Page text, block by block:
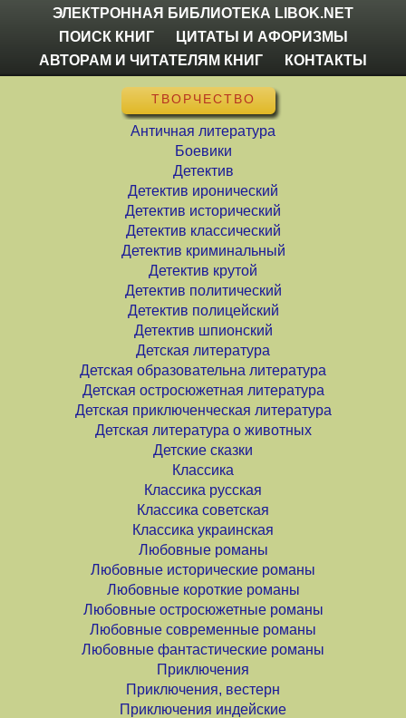
ЭЛЕКТРОННАЯ БИБЛИОТЕКА LIBOK.NET
ПОИСК КНИГ
ЦИТАТЫ И АФОРИЗМЫ
АВТОРАМ И ЧИТАТЕЛЯМ КНИГ
КОНТАКТЫ
ТВОРЧЕСТВО
Античная литература
Боевики
Детектив
Детектив иронический
Детектив исторический
Детектив классический
Детектив криминальный
Детектив крутой
Детектив политический
Детектив полицейский
Детектив шпионский
Детская литература
Детская образовательна литература
Детская остросюжетная литература
Детская приключенческая литература
Детская литература о животных
Детские сказки
Классика
Классика русская
Классика советская
Классика украинская
Любовные романы
Любовные исторические романы
Любовные короткие романы
Любовные остросюжетные романы
Любовные современные романы
Любовные фантастические романы
Приключения
Приключения, вестерн
Приключения индейские